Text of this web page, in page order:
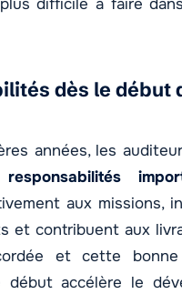
difficile à faire
dès le début
années, les
responsabilités
aux missions,
et contribuent aux
et cette bonne
accélère le